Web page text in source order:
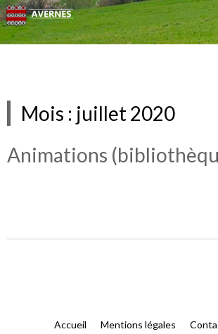
Mois : juillet 2020
Animations
Accueil Mentions légales